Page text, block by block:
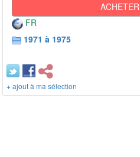
ACHETER
FR
1971 à 1975
+ ajout à ma sélection